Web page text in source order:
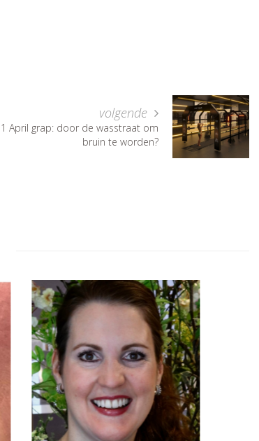
volgende
1 April grap: door de wasstraat om
bruin te worden?